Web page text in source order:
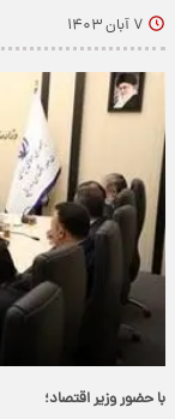
۷ آبان ۱۴۰۳
با حضور وزیر اقتصاد؛